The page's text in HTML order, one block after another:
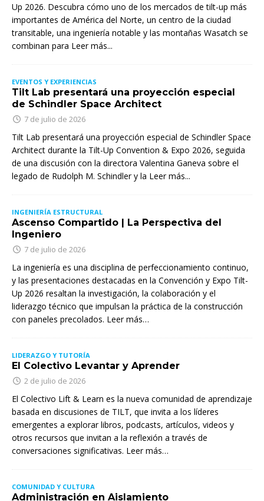
Up 2026. Descubra cómo uno de los mercados de tilt-up más
importantes de América del Norte, un centro de la ciudad
transitable, una ingeniería notable y las montañas Wasatch se
combinan para Leer más...
EVENTOS Y EXPERIENCIAS
Tilt Lab presentará una proyección especial
de Schindler Space Architect
7 de julio de 2026
Tilt Lab presentará una proyección especial de Schindler Space
Architect durante la Tilt-Up Convention & Expo 2026, seguida
de una discusión con la directora Valentina Ganeva sobre el
legado de Rudolph M. Schindler y la Leer más...
INGENIERÍA ESTRUCTURAL
Ascenso Compartido | La Perspectiva del
Ingeniero
7 de julio de 2026
La ingeniería es una disciplina de perfeccionamiento continuo,
y las presentaciones destacadas en la Convención y Expo Tilt-
Up 2026 resaltan la investigación, la colaboración y el
liderazgo técnico que impulsan la práctica de la construcción
con paneles precolados. Leer más…
LIDERAZGO Y TUTORÍA
El Colectivo Levantar y Aprender
2 de julio de 2026
El Colectivo Lift & Learn es la nueva comunidad de aprendizaje
basada en discusiones de TILT, que invita a los líderes
emergentes a explorar libros, podcasts, artículos, videos y
otros recursos que invitan a la reflexión a través de
conversaciones significativas. Leer más…
COMUNIDAD Y CULTURA
Administración en Aislamiento